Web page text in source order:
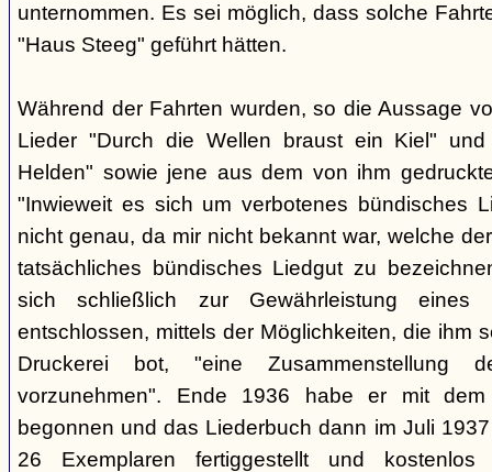
unternommen. Es sei möglich, dass solche
"Haus Steeg" geführt hätten.
Während der Fahrten wurden, so die Aussage
Lieder "Durch die Wellen braust ein Kiel"
Helden" sowie jene aus dem von ihm
"Inwieweit es sich um verbotenes bündisches
nicht genau, da mir nicht bekannt war, welche
tatsächliches bündisches Liedgut zu
sich schließlich zur Gewährleistung eines
entschlossen, mittels der Möglichkeiten, die ihm
Druckerei bot, "eine Zusammenstellung
vorzunehmen". Ende 1936 habe er mit
begonnen und das Liederbuch dann im Juli
26 Exemplaren fertiggestellt und